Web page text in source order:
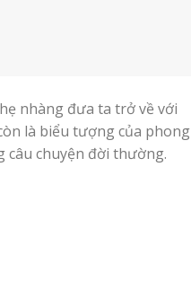
nhàng đưa ta trở về với
là biểu tượng của phong
câu chuyện đời thường.